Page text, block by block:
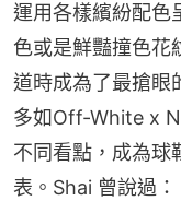
運用各樣繽紛配色
色或是鮮豔撞色花
道時成為了最搶眼
多如Off-White x
不同看點，成為球
表。Shai 曾說過